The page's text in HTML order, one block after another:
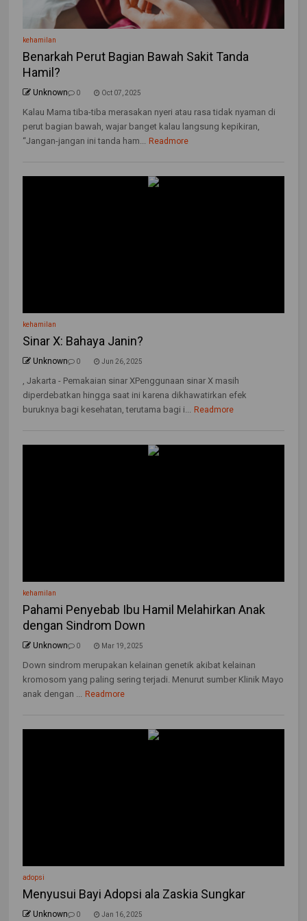
kehamilan
Benarkah Perut Bagian Bawah Sakit Tanda
Hamil?
Unknown 0 Oct 07, 2025
Kalau Mama tiba-tiba merasakan nyeri atau rasa tidak nyaman di
perut bagian bawah, wajar banget kalau langsung kepikiran,
“Jangan-jangan ini tanda ham... Readmore
kehamilan
Sinar X: Bahaya Janin?
Unknown 0 Jun 26, 2025
, Jakarta - Pemakaian sinar XPenggunaan sinar X masih
diperdebatkan hingga saat ini karena dikhawatirkan efek
buruknya bagi kesehatan, terutama bagi i... Readmore
kehamilan
Pahami Penyebab Ibu Hamil Melahirkan Anak
dengan Sindrom Down
Unknown 0 Mar 19, 2025
Down sindrom merupakan kelainan genetik akibat kelainan
kromosom yang paling sering terjadi. Menurut sumber Klinik Mayo
anak dengan ... Readmore
adopsi
Menyusui Bayi Adopsi ala Zaskia Sungkar
Unknown 0 Jan 16, 2025